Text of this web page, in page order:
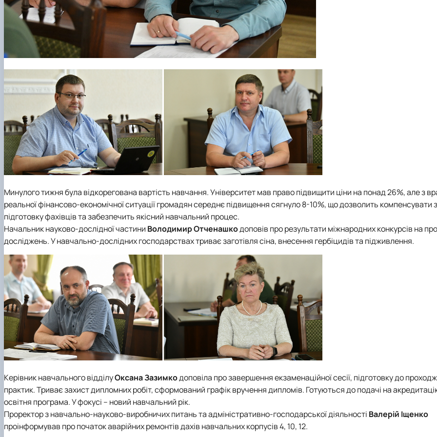
Минулого тижня була відкорегована вартість навчання. Університет мав право підвищити ціни на понад 26%, але з
реальної фінансово-економічної ситуації громадян середнє підвищення сягнуло 8-10%, що дозволить компенсувати
підготовку фахівців та забезпечить якісний навчальний процес.
Начальникнауково-дослідної частини Володимир Отченашкодоповів про результати міжнародних конкурсів на
досліджень. У навчально-дослідних господарствах триває заготівля сіна, внесення гербіцидів та підживлення.
Керівникнавчального відділуОксана Зазимкодоповіла про завершення екзаменаційної сесії, підготовку до
практик. Триває захист дипломних робіт, сформований графік вручення дипломів. Готуються до подачі на
освітня програма. У фокусі – новий навчальний рік.
Проректор з навчально-науково-виробничих питань та адміністративно-господарської діяльності Валерій Іщенко
проінформував про початок аварійних ремонтів дахів навчальних корпусів 4, 10, 12.